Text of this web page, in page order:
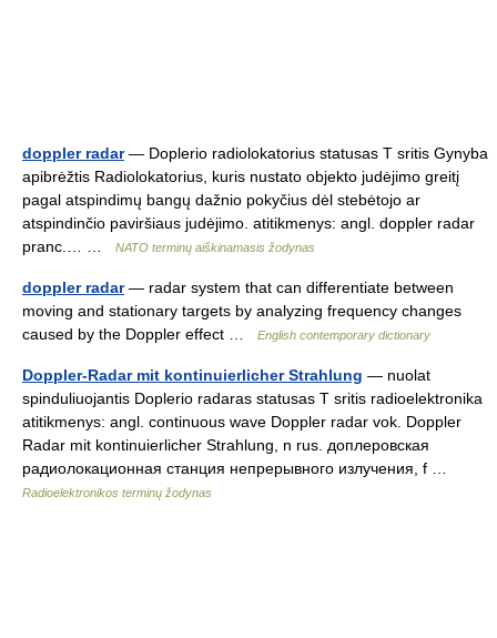
doppler radar— Doplerio radiolokatorius statusas T sritis Gynyba
apibrėžtis Radiolokatorius, kuris nustato objekto judėjimo greitį
pagal atspindimų bangų dažnio pokyčius dėl stebėtojo ar
atspindinčio paviršiaus judėjimo. atitikmenys: angl. doppler radar
pranc.… …
NATO terminų aiškinamasis žodynas
doppler radar— radar system that can differentiate between
moving and stationary targets by analyzing frequency changes
caused by the Doppler effect …
English contemporary dictionary
Doppler-Radar mit kontinuierlicher Strahlung — nuolat
spinduliuojantis Doplerio radaras statusas T sritis radioelektronika
atitikmenys: angl. continuous wave Doppler radar vok. Doppler
Radar mit kontinuierlicher Strahlung, n rus. доплеровская
радиолокационная станция непрерывного излучения, f …
Radioelektronikos terminų žodynas